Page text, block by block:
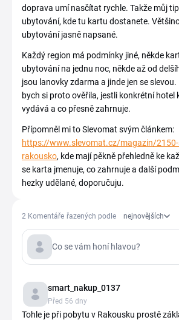
doprava umí nasčítat rychle. Takže můj
ubytování, kde tu kartu dostanete.
ubytování jasně napsané.
Každý region má podmínky jiné, někde
ubytování na jednu noc, někde až od
jsou lanovky zdarma a jinde jen se
bych si proto ověřila, jestli konkrétní hotel
vydává a co přesně zahrnuje.
Přípomněl mi to Slevomat svým článkem:
https://www.slevomat.cz/magazin/
rakousko, kde mají pěkně přehledně ke
se karta jmenuje, co zahrnuje a další
hezky udělané, doporučuju.
2 Komentáře řazených podle nejnovějších
Co se vám honí hlavou?
smart_nakup_0137
Před 56 dny
Tohle je při pobytu v Rakousku prostě